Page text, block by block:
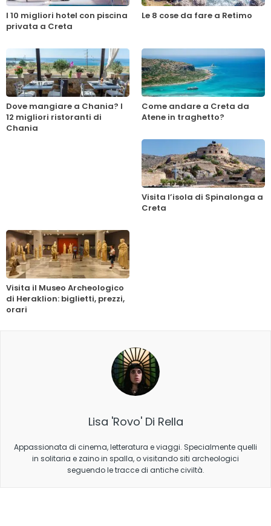
I 10 migliori hotel con piscina
privata a Creta
Le 8 cose da fare a Retimo
Dove mangiare a Chania? I
12 migliori ristoranti di
Chania
Come andare a Creta da
Atene in traghetto?
Visita l’isola di Spinalonga a
Creta
Visita il Museo Archeologico
di Heraklion: biglietti, prezzi,
orari
Lisa 'Rovo' Di Rella
Appassionata di cinema, letteratura e viaggi. Specialmente quelli
in solitaria e zaino in spalla, o visitando siti archeologici
seguendo le tracce di antiche civiltà.